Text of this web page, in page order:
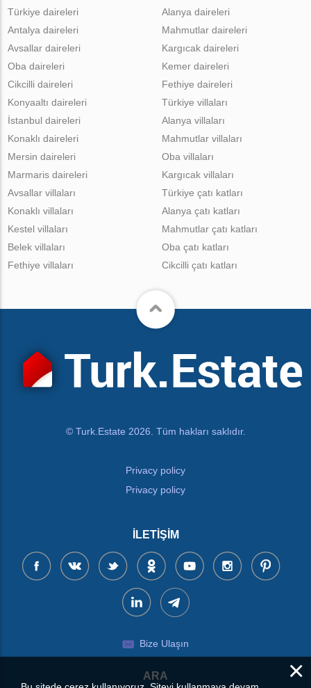
Türkiye daireleri
Antalya daireleri
Avsallar daireleri
Oba daireleri
Cikcilli daireleri
Alanya daireleri
Mahmutlar daireleri
Kargıcak daireleri
Kemer daireleri
Fethiye daireleri
Konyaaltı daireleri
İstanbul daireleri
Konaklı daireleri
Mersin daireleri
Marmaris daireleri
Türkiye villaları
Alanya villaları
Mahmutlar villaları
Oba villaları
Kargıcak villaları
Avsallar villaları
Konaklı villaları
Kestel villaları
Belek villaları
Fethiye villaları
Türkiye çatı katları
Alanya çatı katları
Mahmutlar çatı katları
Oba çatı katları
Cikcilli çatı katları
© Turk.Estate 2026. Tüm hakları saklıdır.
Privacy policy
Privacy policy
İLETIŞIM
Bize Ulaşın
ARA ×